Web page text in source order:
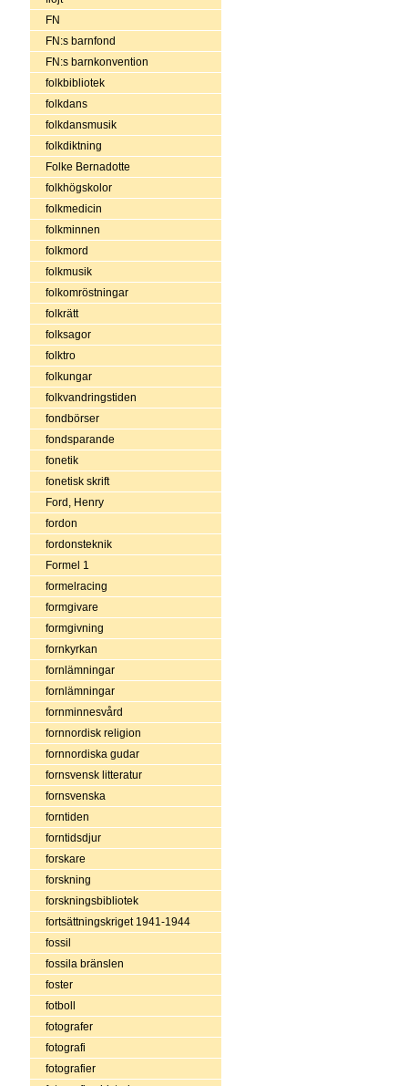
FN
FN:s barnfond
FN:s barnkonvention
folkbibliotek
folkdans
folkdansmusik
folkdiktning
Folke Bernadotte
folkhögskolor
folkmedicin
folkminnen
folkmord
folkmusik
folkomröstningar
folkrätt
folksagor
folktro
folkungar
folkvandringstiden
fondbörser
fondsparande
fonetik
fonetisk skrift
Ford, Henry
fordon
fordonsteknik
Formel 1
formelracing
formgivare
formgivning
fornkyrkan
fornlämningar
fornlämningar
fornminnesvård
fornnordisk religion
fornnordiska gudar
fornsvensk litteratur
fornsvenska
forntiden
forntidsdjur
forskare
forskning
forskningsbibliotek
fortsättningskriget 1941-1944
fossil
fossila bränslen
foster
fotboll
fotografer
fotografi
fotografier